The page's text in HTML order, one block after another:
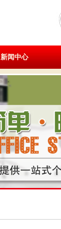
新闻中心